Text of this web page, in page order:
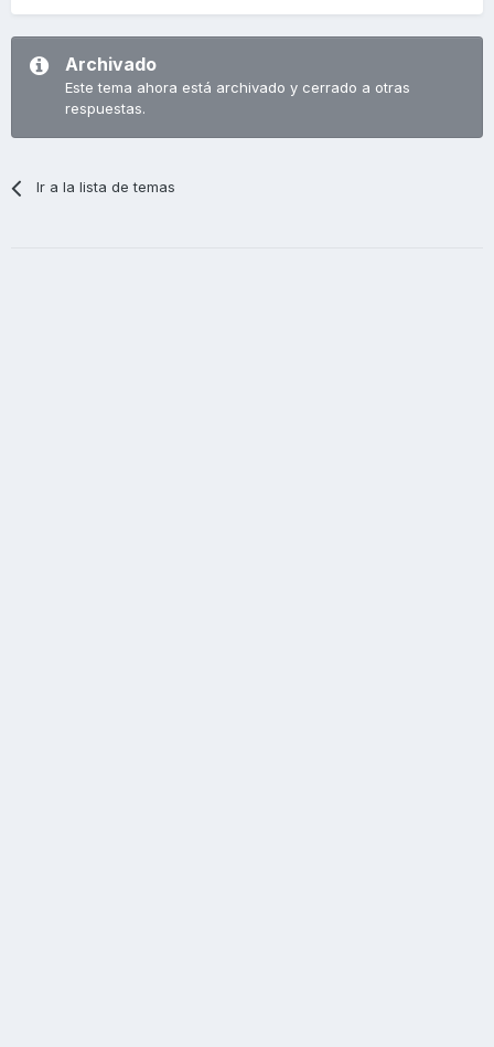
Archivado
Este tema ahora está archivado y cerrado a otras
respuestas.
Ir a la lista de temas